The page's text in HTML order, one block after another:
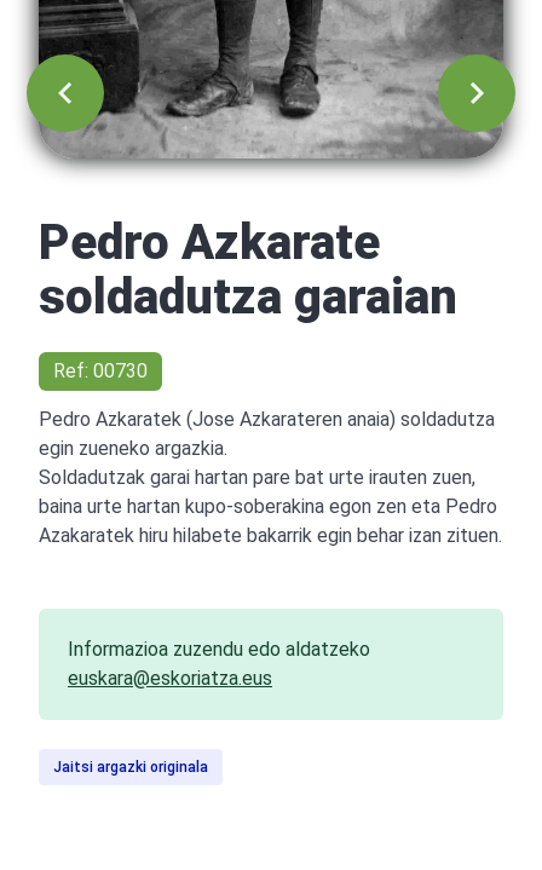
Pedro Azkarate
soldadutza garaian
Ref: 00730
Pedro Azkaratek (Jose Azkarateren anaia) soldadutza
egin zueneko argazkia.
Soldadutzak garai hartan pare bat urte irauten zuen,
baina urte hartan kupo-soberakina egon zen eta Pedro
Azakaratek hiru hilabete bakarrik egin behar izan zituen.
Informazioa zuzendu edo aldatzeko
euskara@eskoriatza.eus
Jaitsi argazki originala